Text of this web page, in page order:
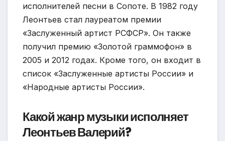
исполнителей песни в Сопоте. В 1982 году
Леонтьев стал лауреатом премии
«Заслуженный артист РСФСР». Он также
получил премию «Золотой граммофон» в
2005 и 2012 годах. Кроме того, он входит в
список «Заслуженные артисты России» и
«Народные артисты России».
Какой жанр музыки исполняет
Леонтьев Валерий?